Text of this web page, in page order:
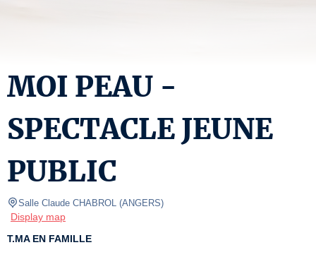
MOI PEAU -
SPECTACLE JEUNE
PUBLIC
Salle Claude CHABROL (ANGERS)
Display map
T.MA EN FAMILLE